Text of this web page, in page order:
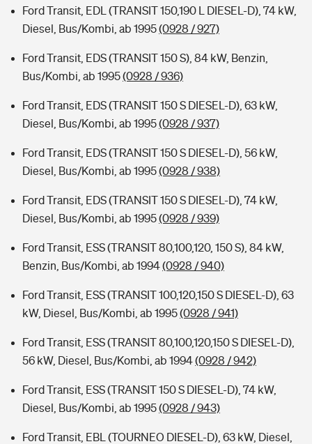
Ford Transit, EDL (TRANSIT 150,190 L DIESEL-D), 74 kW,
Diesel, Bus/Kombi, ab 1995(0928 / 927)
Ford Transit, EDS (TRANSIT 150 S), 84 kW, Benzin,
Bus/Kombi, ab 1995(0928 / 936)
Ford Transit, EDS (TRANSIT 150 S DIESEL-D), 63 kW,
Diesel, Bus/Kombi, ab 1995(0928 / 937)
Ford Transit, EDS (TRANSIT 150 S DIESEL-D), 56 kW,
Diesel, Bus/Kombi, ab 1995(0928 / 938)
Ford Transit, EDS (TRANSIT 150 S DIESEL-D), 74 kW,
Diesel, Bus/Kombi, ab 1995(0928 / 939)
Ford Transit, ESS (TRANSIT 80,100,120, 150 S), 84 kW,
Benzin, Bus/Kombi, ab 1994(0928 / 940)
Ford Transit, ESS (TRANSIT 100,120,150 S DIESEL-D), 63
kW, Diesel, Bus/Kombi, ab 1995(0928 / 941)
Ford Transit, ESS (TRANSIT 80,100,120,150 S DIESEL-D),
56 kW, Diesel, Bus/Kombi, ab 1994(0928 / 942)
Ford Transit, ESS (TRANSIT 150 S DIESEL-D), 74 kW,
Diesel, Bus/Kombi, ab 1995(0928 / 943)
Ford Transit, EBL (TOURNEO DIESEL-D), 63 kW, Diesel,